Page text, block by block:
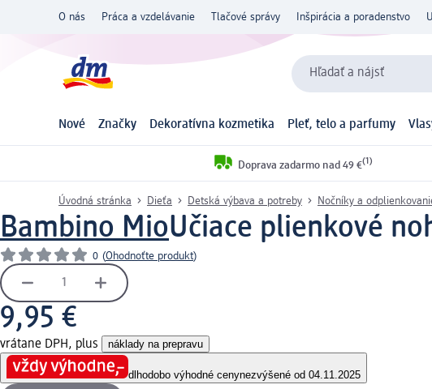
O nás Práca a vzdelávanie Tlačové správy Inšpirácia a poradenstvo
Hľadať a nájsť
Nové Značky Dekoratívna kozmetika Pleť, telo a parfumy
Doprava zadarmo nad 49 €(1)
Úvodná stránka Dieťa Detská výbava a potreby Nočníky a
Bambino MioUčiace plienkové
0 (Ohodnoťte produkt)
9,95 €
vrátane DPH, plus náklady na prepravu
dlhodobo výhodné cenynezvýšené od 04.11.2025